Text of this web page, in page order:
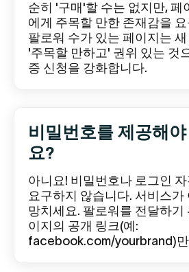
순히 '구매'할 수는 없지만, 페
에게 주목할 만한 존재감을
팔로워 수가 있는 페이지는
'주목할 만하고' 권위 있는 것
증 신청을 강화합니다.
비밀번호를 제공해
요?
아니요! 비밀번호나 로그인
요구하지 않습니다. 서비스가
망치세요. 팔로워를 전달하기
이지의 공개 링크(예:
facebook.com/yourbrand)만